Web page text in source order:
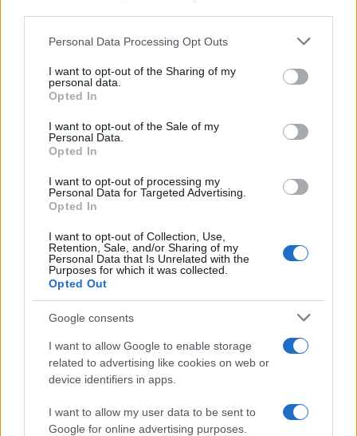
Please note that this website/app uses one or more Google
not limited to your visit or usage behaviour. You may click to
grant or deny consent to Google and its third-party tags to
use your data for below specified purposes in below Google
consent section.
Personal Data Processing Opt Outs
I want to opt-out of the Sharing of my
personal data.
Opted In
I want to opt-out of the Sale of my
Personal Data.
Opted In
I want to opt-out of processing my
Personal Data for Targeted Advertising.
Opted In
I want to opt-out of Collection, Use,
Retention, Sale, and/or Sharing of my
Personal Data that Is Unrelated with the
Purposes for which it was collected.
Opted Out
Google consents
I want to allow Google to enable storage
related to advertising like cookies on web or
device identifiers in apps.
I want to allow my user data to be sent to
Google for online advertising purposes.
Continua a leggere
FIERE E EVENTI
Eventi floreali agosto 2026: Taviano, Bosco Marengo
e Verbania
Andrea Innocenti · 4 Ago 2026
FIERE E EVENTI